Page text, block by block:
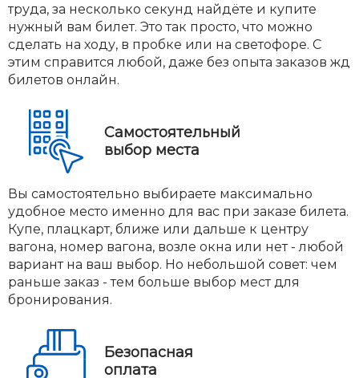
труда, за несколько секунд найдёте и купите
нужный вам билет. Это так просто, что можно
сделать на ходу, в пробке или на светофоре. С
этим справится любой, даже без опыта заказов жд
билетов онлайн.
Самостоятельный
выбор места
Вы самостоятельно выбираете максимально
удобное место именно для вас при заказе билета.
Купе, плацкарт, ближе или дальше к центру
вагона, номер вагона, возле окна или нет - любой
вариант на ваш выбор. Но небольшой совет: чем
раньше заказ - тем больше выбор мест для
бронирования.
Безопасная
оплата